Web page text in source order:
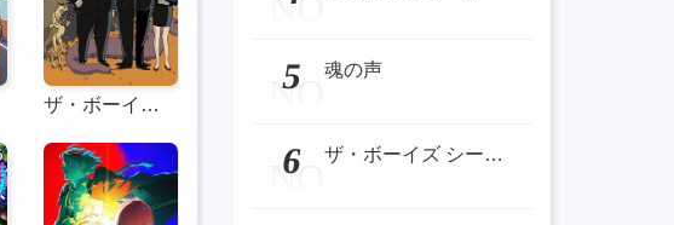
ザ・ボーイズ シーズン4 NO
5 魂の声
NO
6 ザ・ボーイズ シーズン4